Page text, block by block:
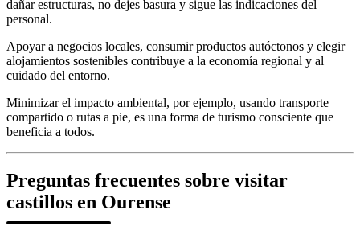
dañar estructuras, no dejes basura y sigue las indicaciones del
personal.
Apoyar a negocios locales, consumir productos autóctonos y elegir
alojamientos sostenibles contribuye a la economía regional y al
cuidado del entorno.
Minimizar el impacto ambiental, por ejemplo, usando transporte
compartido o rutas a pie, es una forma de turismo consciente que
beneficia a todos.
Preguntas frecuentes sobre visitar
castillos en Ourense